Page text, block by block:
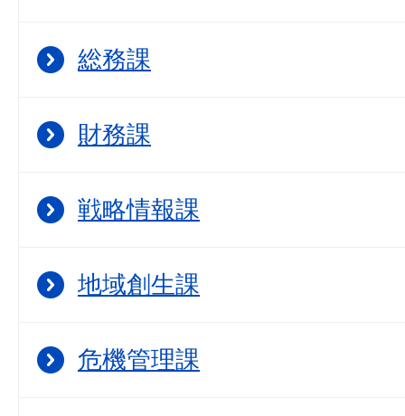
総務課
財務課
戦略情報課
地域創生課
危機管理課